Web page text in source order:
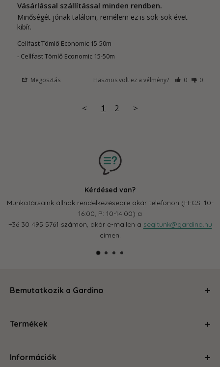
Vásárlással szállítással minden rendben.
Minőségét jónak találom, remélem ez is sok-sok évet
kibír.
Cellfast Tömlő Economic 15-50m
Cellfast Tömlő Economic 15-50m
Megosztás Hasznos volt ez a vélmény? 0 0
< 1 2 >
Kérdésed van?
Munkatársaink állnak rendelkezésedre akár telefonon (H-CS: 10-
16:00, P: 10-14:00) a
+36 30 495 5761 számon, akár e-mailen a segitunk@gardino.hu
címen.
Bemutatkozik a Gardino
Segítünk, hogy a szobád, balkonod, kerted olyan legyen,
megteszünk mindent, hogy a kertészkedés egyszerű és
Termékek
Kerti kiegészítők
Információk